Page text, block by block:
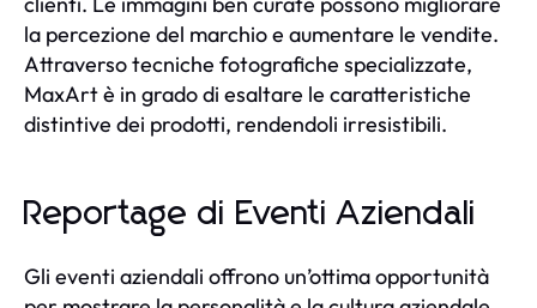
la percezione del marchio e aumentare le vendite.
Attraverso tecniche fotografiche specializzate,
MaxArt è in grado di esaltare le caratteristiche
distintive dei prodotti, rendendoli irresistibili.
Reportage di Eventi Aziendali
Gli eventi aziendali offrono un’ottima opportunità